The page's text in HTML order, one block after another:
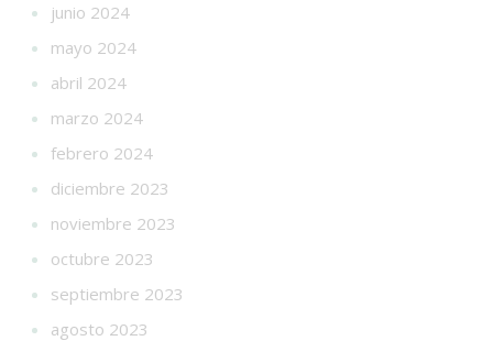
junio 2024
mayo 2024
abril 2024
marzo 2024
febrero 2024
diciembre 2023
noviembre 2023
octubre 2023
septiembre 2023
agosto 2023